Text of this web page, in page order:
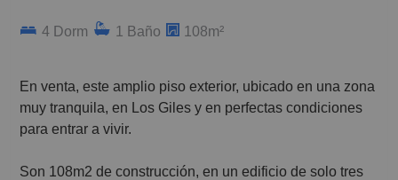
4 Dorm 1 Baño 108m²
En venta, este amplio piso exterior, ubicado en una zona
muy tranquila, en Los Giles y en perfectas condiciones
para entrar a vivir.
Son 108m2 de construcción, en un edificio de solo tres